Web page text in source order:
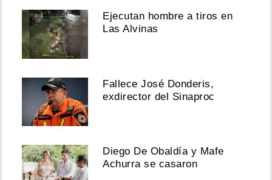
Ejecutan hombre a tiros en
Las Alvinas
Fallece José Donderis,
exdirector del Sinaproc
Diego De Obaldía y Mafe
Achurra se casaron